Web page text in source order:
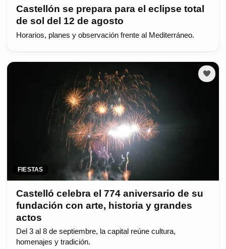
Castellón se prepara para el eclipse total
de sol del 12 de agosto
Horarios, planes y observación frente al Mediterráneo.
FIESTAS
Castelló celebra el 774 aniversario de su
fundación con arte, historia y grandes
actos
Del 3 al 8 de septiembre, la capital reúne cultura,
homenajes y tradición.